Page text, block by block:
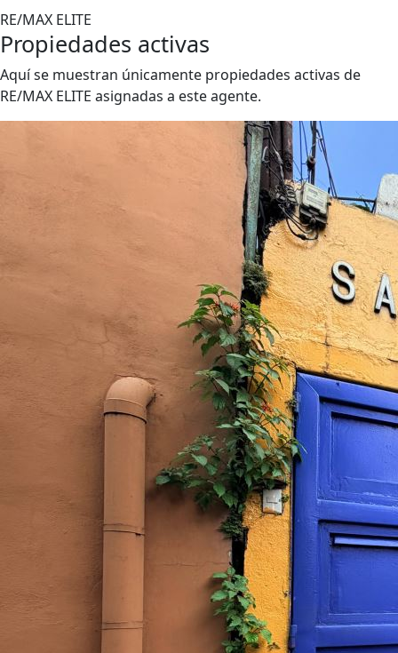
RE/MAX ELITE
Propiedades activas
Aquí se muestran únicamente propiedades activas de
RE/MAX ELITE asignadas a este agente.